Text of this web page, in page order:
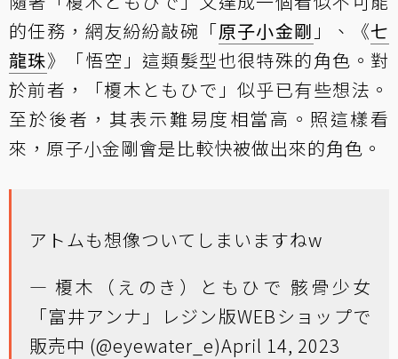
的任務，網友紛紛敲碗「原子小金剛 」、《七
龍珠》「悟空」這類髮型也很特殊的角色。對
於前者，「榎木ともひで」似乎已有些想法。
至於後者，其表示難易度相當高。照這樣看
來，原子小金剛會是比較快被做出來的角色。
アトムも想像ついてしまいますねw
— 榎木（えのき）ともひで 骸骨少女
「富井アンナ」レジン版WEBショップで
販売中 (@eyewater_e)April 14, 2023